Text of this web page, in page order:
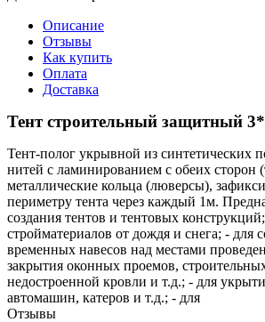
Описание
Отзывы
Как купить
Оплата
Доставка
Тент строительный защитный
Тент-полог укрывной из синтетических
нитей с ламинированием с обеих сторон
металлические кольца (люверсы),
периметру тента через каждый 1м.
создания тентов и тентовых
стройматериалов от дождя и снега; - для
временных навесов над местами
закрытия оконных проемов,
недостроенной кровли и т.д.; - для
автомашин, катеров и т.д.; - для
Отзывы